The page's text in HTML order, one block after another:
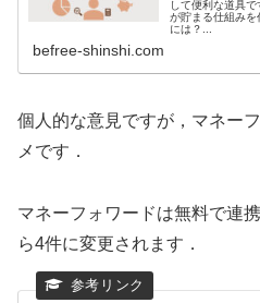
して便利な道具
が貯まる仕組みを
には？...
befree-shinshi.com
個人的な意見ですが，マネー
メです．
マネーフォワードは無料で連
ら4件に変更されます．